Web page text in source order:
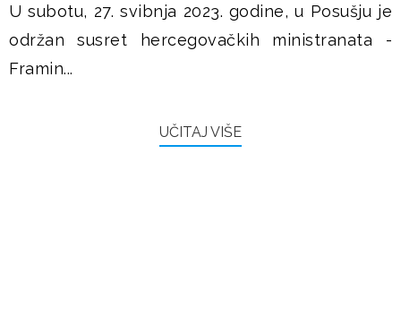
U subotu, 27. svibnja 2023. godine, u Posušju je
održan susret hercegovačkih ministranata -
Framin...
UČITAJ VIŠE